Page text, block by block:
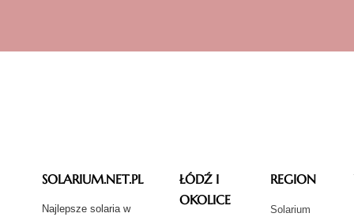
SOLARIUM.NET.PL
Najlepsze solaria w
ŁÓDŹ I
OKOLICE
REGION
Solarium